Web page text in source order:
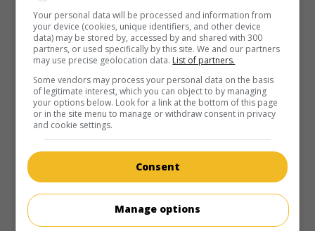
leur nouvelle demeure, des jeunes mariés découvrent que
la maison d'amis est habitée par un fêtard invétéré.
Durée: 84 min.
au cinéma sur mes écrans
Familles en folie
V.O.: Mad Families
É.-U. 2017. Comédiede Fred Wolf avec
Leah
Remini
Charlotte McKinney
. Trois familles se disputent un
Your personal data will be processed and information from
your device (cookies, unique identifiers, and other device
data) may be stored by, accessed by and shared with 300
partners, or used specifically by this site. We and our partners
may use precise geolocation data. List of partners.
Some vendors may process your personal data on the basis
of legitimate interest, which you can object to by managing
your options below. Look for a link at the bottom of this page
or in the site menu to manage or withdraw consent in privacy
and cookie settings.
Consent
Manage options